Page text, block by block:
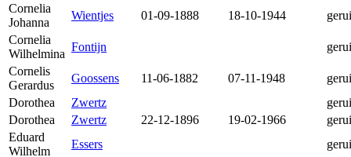
Cornelia
Johanna
Wientjes 01-09-1888 18-10-1944
Cornelia
Wilhelmina
Fontijn
Cornelis
Gerardus
Goossens 11-06-1882 07-11-1948
Dorothea
Zwertz
Dorothea
Zwertz 22-12-1896 19-02-1966
Eduard
Wilhelm
Essers